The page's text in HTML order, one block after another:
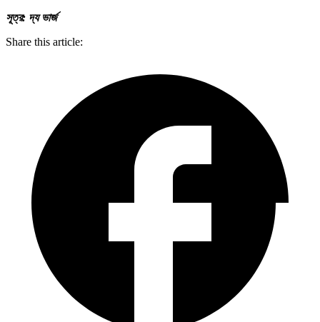
সূত্র: দ্য ভার্জ
Share this article: